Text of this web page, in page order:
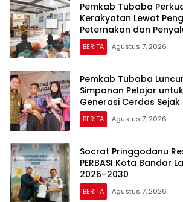
Pemkab Tubaba
Kerakyatan Lewat
Peternakan dan
BERITA Agustus 7, 2026
Pemkab Tubaba
Simpanan Pelajar
Generasi Cerdas Sejak
BERITA Agustus 7, 2026
Socrat Pringgodanu
PERBASI Kota Bandar
2026–2030
BERITA Agustus 7, 2026